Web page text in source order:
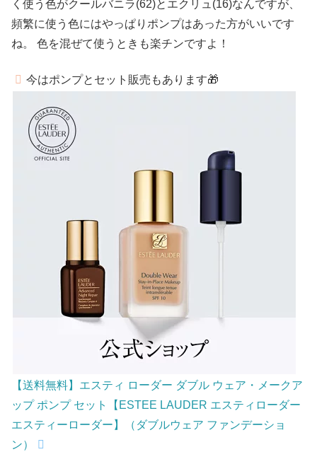
く使う色がクールバニラ(62)とエクリュ(16)なんですが、
頻繁に使う色にはやっぱりポンプはあった方がいいです
ね。 色を混ぜて使うときも楽チンですよ！
今はポンプとセット販売もあります🎁
【送料無料】エスティ ローダー ダブル ウェア・メークア
ップ ポンプ セット【ESTEE LAUDER エスティローダー
エスティーローダー】（ダブルウェア ファンデーショ
ン）